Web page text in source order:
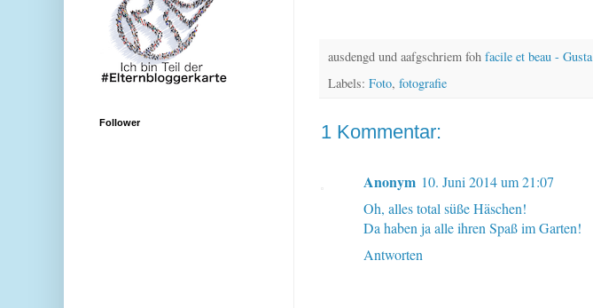
ausdengd und aafgschriem foh facile et beau - Gusta
Labels: Foto, fotografie
1 Kommentar:
Anonym 10. Juni 2014 um 21:07
Oh, alles total süße Häschen!
Da haben ja alle ihren Spaß im Garten!
Antworten
Follower